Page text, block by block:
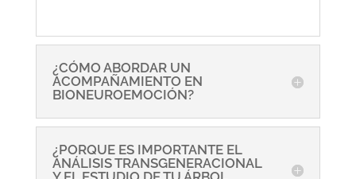
¿CÓMO ABORDAR UN
ACOMPAÑAMIENTO EN
BIONEUROEMOCIÓN?
¿PORQUE ES IMPORTANTE EL
ANÁLISIS TRANSGENERACIONAL